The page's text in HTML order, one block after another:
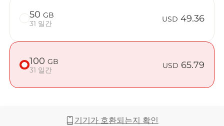
Billion
50 GB
31 일간
USD 49.36
100 GB
31 일간
USD 65.79
기기가 호환되는지 확인